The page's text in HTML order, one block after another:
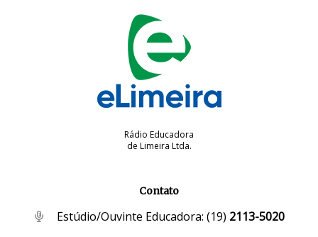
Rádio Educadora
de Limeira Ltda.
Contato
Estúdio/Ouvinte Educadora: (19) 2113-5020